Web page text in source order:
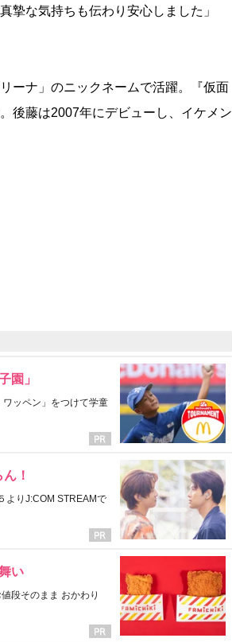
摯な気持ちも伝わり安心しました」
ーナ」のニックネームで活躍。『仮面
後藤は2007年にデビューし、イケメン
園」
ッペン」をつけて学童
！
よりJ:COM STREAMで
い
段そのまま おかわり